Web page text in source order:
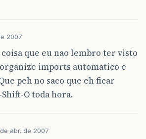
2007
que eu nao lembro ter visto
imports automatico e
peh no saco que eh ficar
O toda hora.
abr. de 2007